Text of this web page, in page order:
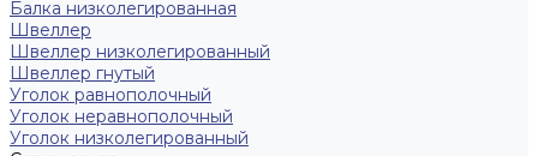
Балка низколегированная
Швеллер
Швеллер низколегированный
Швеллер гнутый
Уголок равнополочный
Уголок неравнополочный
Уголок низколегированный